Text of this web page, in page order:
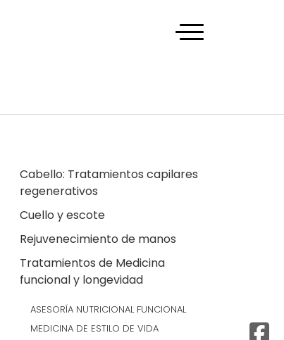
Cabello: Tratamientos capilares
regenerativos
Cuello y escote
Rejuvenecimiento de manos
Tratamientos de Medicina
funcional y longevidad
ASESORÍA NUTRICIONAL FUNCIONAL
MEDICINA DE ESTILO DE VIDA